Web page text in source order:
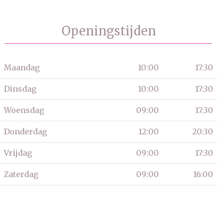
Openingstijden
Maandag 10:00 17:30
Dinsdag 10:00 17:30
Woensdag 09:00 17:30
Donderdag 12:00 20:30
Vrijdag 09:00 17:30
Zaterdag 09:00 16:00